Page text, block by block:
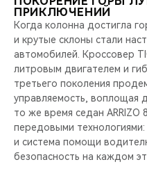
ПРИКЛЮЧЕНИЙ
Когда колонна достигла
и крутые склоны стали
автомобилей. Кроссовер
литровым двигателем и
третьего поколения
управляемость, воплощая
то же время седан ARRIZO
передовыми технологиями:
и система помощи
безопасность на каждом